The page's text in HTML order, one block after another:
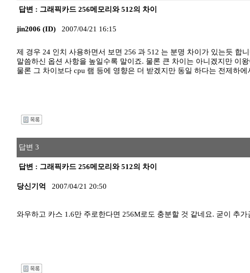
답변 : 그래픽카드 256메모리와 512의 차이
jin2006 (ID) 2007/04/21 16:15
제 경우 24 인치 사용하면서 보면 256 과 512 는 분명 차이가 있는듯 합
말씀하신 옵션 사항을 높일수록 말이죠. 물론 큰 차이는 아니겠지만 이
물론 그 차이보다 cpu 램 등에 영향은 더 받겠지만 동일 하다는 전제하
답변 3
답변 : 그래픽카드 256메모리와 512의 차이
당신기억 2007/04/21 20:50
와우하고 카스 1.6만 주로한다면 256M로도 충분할 것 같네요. 굳이 추